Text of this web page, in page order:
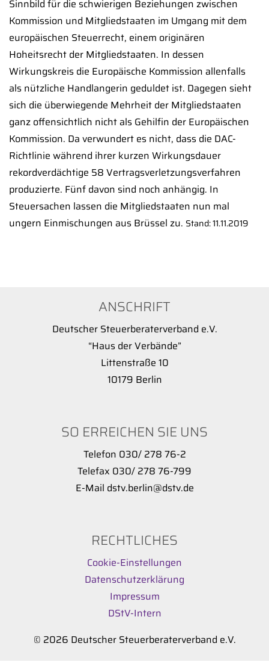
Sinnbild für die schwierigen Beziehungen zwischen
Kommission und Mitgliedstaaten im Umgang mit dem
europäischen Steuerrecht, einem originären
Hoheitsrecht der Mitgliedstaaten. In dessen
Wirkungskreis die Europäische Kommission allenfalls
als nützliche Handlangerin geduldet ist. Dagegen sieht
sich die überwiegende Mehrheit der Mitgliedstaaten
ganz offensichtlich nicht als Gehilfin der Europäischen
Kommission. Da verwundert es nicht, dass die DAC-
Richtlinie während ihrer kurzen Wirkungsdauer
rekordverdächtige 58 Vertragsverletzungsverfahren
produzierte. Fünf davon sind noch anhängig. In
Steuersachen lassen die Mitgliedstaaten nun mal
ungern Einmischungen aus Brüssel zu. Stand: 11.11.2019
ANSCHRIFT
Deutscher Steuerberaterverband e.V.
“Haus der Verbände”
Littenstraße 10
10179 Berlin
SO ERREICHEN SIE UNS
Telefon 030/ 278 76-2
Telefax 030/ 278 76-799
E-Mail dstv.berlin@dstv.de
RECHTLICHES
Cookie-Einstellungen
Datenschutzerklärung
Impressum
DStV-Intern
© 2026 Deutscher Steuerberaterverband e.V.